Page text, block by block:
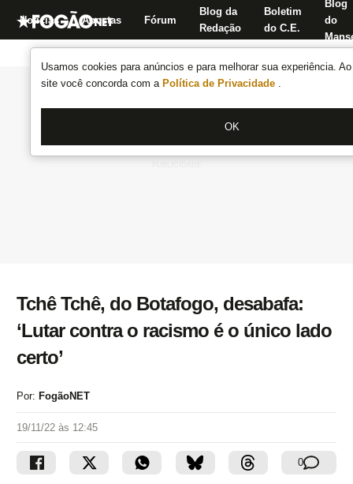
Usamos cookies para anúncios e para melhorar sua experiência.
site você concorda com a Política de Privacidade .
OK
Notícias Apostas Fórum
Blog da
Redação
Boletim
do C.E.
Blog
do
Tchê Tchê, do Botafogo, desabafa:
‘Lutar contra o racismo é o único lado
certo’
Por: FogãoNET
19/11/22 às 12:45
0